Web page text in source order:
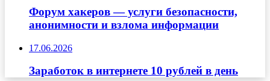
Форум хакеров — услуги безопасности,
анонимности и взлома информации
17.06.2026
Заработок в интернете 10 рублей в день